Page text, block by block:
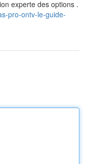
experte des options .
pro-ontv-le-guide-